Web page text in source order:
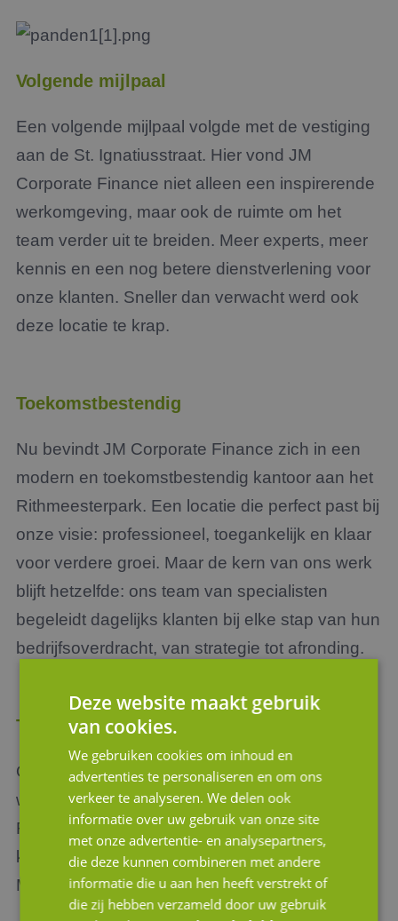
Volgende mijlpaal
Een volgende mijlpaal volgde met de vestiging
aan de St. Ignatiusstraat. Hier vond JM
Corporate Finance niet alleen een inspirerende
werkomgeving, maar ook de ruimte om het
team verder uit te breiden. Meer experts, meer
kennis en een nog betere dienstverlening voor
onze klanten. Sneller dan verwacht werd ook
deze locatie te krap.
Toekomstbestendig
Nu bevindt JM Corporate Finance zich in een
modern en toekomstbestendig kantoor aan het
Rithmeesterpark. Een locatie die perfect past bij
onze visie: professioneel, toegankelijk en klaar
voor verdere groei. Maar de kern van ons werk
blijft hetzelfde: ons team van specialisten
begeleidt dagelijks klanten bij elke stap van hun
bedrijfsoverdracht, van strategie tot afronding.
Trots
Onze reisviaverschillende panden
weerspiegelt de evolutie van JM Corporate
Finance. We zijn trots op waar we nu staan en
kijken uit naar de toekomstvan de wervelende
M&A markt.
Deze website maakt gebruik
van cookies.
We gebruiken cookies om inhoud en
advertenties te personaliseren en om ons
verkeer te analyseren. We delen ook
informatie over uw gebruik van onze site
met onze advertentie- en analysepartners,
die deze kunnen combineren met andere
informatie die u aan hen heeft verstrekt of
die zij hebben verzameld door uw gebruik